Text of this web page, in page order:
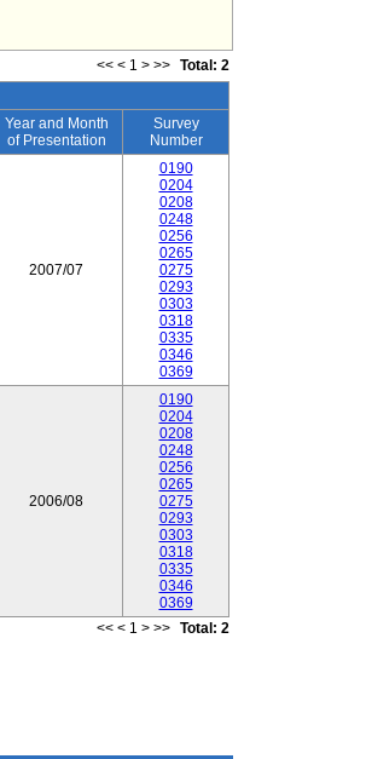
<< < 1 > >> Total: 2
Year and Month
of Presentation
Survey
Number
2007/07
0190
0204
0208
0248
0256
0265
0275
0293
0303
0318
0335
0346
0369
2006/08
0190
0204
0208
0248
0256
0265
0275
0293
0303
0318
0335
0346
0369
<< < 1 > >> Total: 2